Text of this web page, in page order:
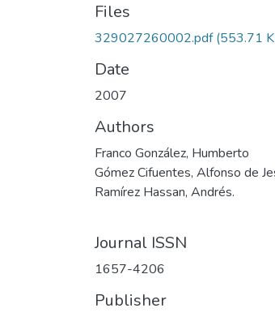
Files
329027260002.pdf(553.71
Date
2007
Authors
Franco González, Humberto
Gómez Cifuentes, Alfonso de
Ramírez Hassan, Andrés.
Journal ISSN
1657-4206
Publisher